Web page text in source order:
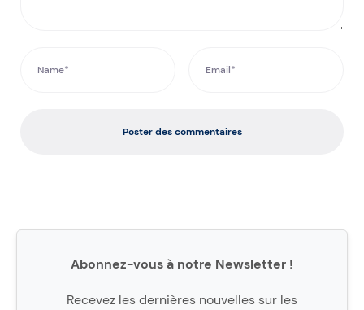
Poster des commentaires
Abonnez-vous à notre Newsletter !
Recevez les dernières nouvelles sur les